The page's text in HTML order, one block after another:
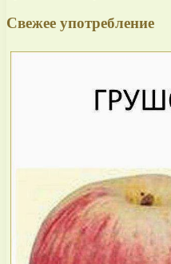
Свежее употребление